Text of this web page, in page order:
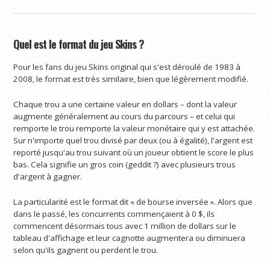
Quel est le format du jeu Skins ?
Pour les fans du jeu Skins original qui s'est déroulé de 1983 à
2008, le format est très similaire, bien que légèrement modifié.
Chaque trou a une certaine valeur en dollars – dont la valeur
augmente généralement au cours du parcours – et celui qui
remporte le trou remporte la valeur monétaire qui y est attachée.
Sur n'importe quel trou divisé par deux (ou à égalité), l'argent est
reporté jusqu'au trou suivant où un joueur obtient le score le plus
bas. Cela signifie un gros coin (geddit ?) avec plusieurs trous
d'argent à gagner.
La particularité est le format dit « de bourse inversée ». Alors que
dans le passé, les concurrents commençaient à 0 $, ils
commencent désormais tous avec 1 million de dollars sur le
tableau d'affichage et leur cagnotte augmentera ou diminuera
selon qu'ils gagnent ou perdent le trou.